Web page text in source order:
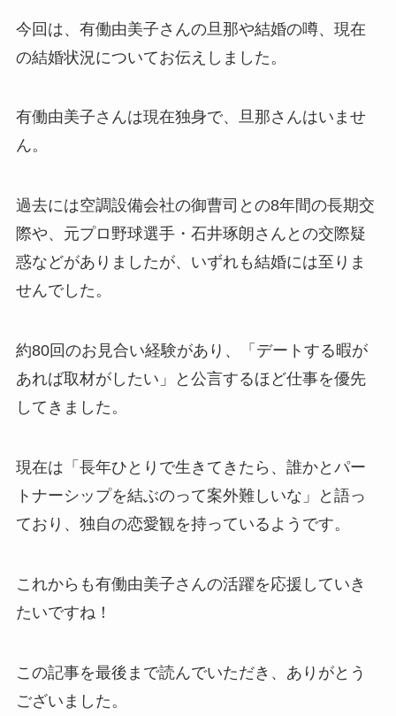
今回は、有働由美子さんの旦那や結婚の噂、現在
の結婚状況についてお伝えしました。
有働由美子さんは現在独身で、旦那さんはいませ
ん。
過去には空調設備会社の御曹司との8年間の長期交
際や、元プロ野球選手・石井琢朗さんとの交際疑
惑などがありましたが、いずれも結婚には至りま
せんでした。
約80回のお見合い経験があり、「デートする暇が
あれば取材がしたい」と公言するほど仕事を優先
してきました。
現在は「長年ひとりで生きてきたら、誰かとパー
トナーシップを結ぶのって案外難しいな」と語っ
ており、独自の恋愛観を持っているようです。
これからも有働由美子さんの活躍を応援していき
たいですね！
この記事を最後まで読んでいただき、ありがとう
ございました。